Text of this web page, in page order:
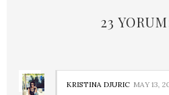
23
KRISTINA DJURIC MAY 13,